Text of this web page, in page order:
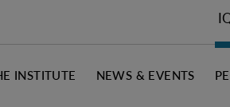
INSTITUTE NEWS & EVENTS